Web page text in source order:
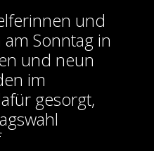
und
Sonntag in
und neun
im
gesorgt,